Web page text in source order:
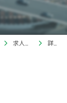
求人一覧 詳細